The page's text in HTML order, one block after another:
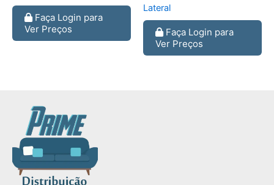
Faça Login para
Ver Preços
Lateral
Faça Login para
Ver Preços